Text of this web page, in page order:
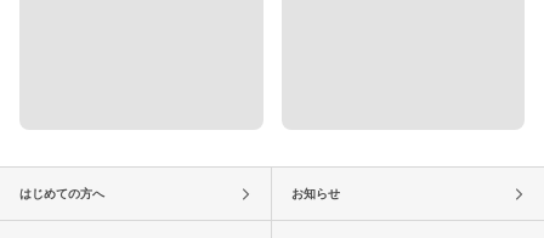
はじめての方へ お知らせ